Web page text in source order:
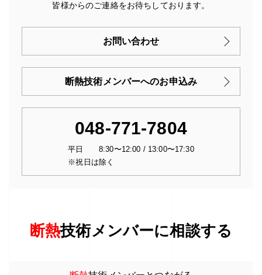
皆様からのご連絡をお待ちしております。
お問い合わせ
断熱技術メンバーへのお申込み
048-771-7804
平日 8:30〜12:00 / 13:00〜17:30
※祝日は除く
断熱技術メンバーに相談する